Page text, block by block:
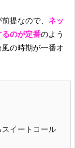
提なので、 ネッ
るのが定番のよう
の時期が一番オ
イートコール